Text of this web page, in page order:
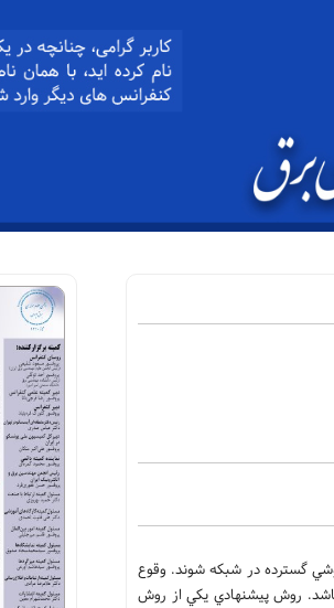
گسترده در شبكه شوند. وقوع
باشد. روش پيشنهادي يكي از روش